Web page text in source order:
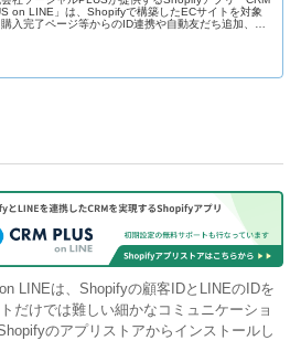
on LINE」は、Shopifyで構築したECサイトを対象
入完了ページ等からのID連携や自動友だち追加、
LINEは、Shopifyの顧客IDとLINEのIDを
だけでは難しい細かなコミュニケーショ
のアプリストアからインストールし